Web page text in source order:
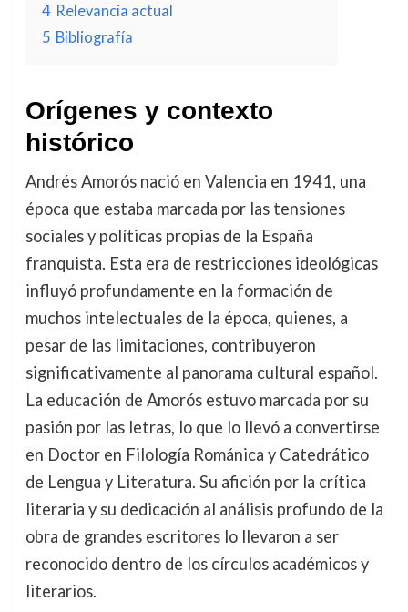
4 Relevancia actual
5 Bibliografía
Orígenes y contexto
histórico
Andrés Amorós nació en Valencia en 1941, una
época que estaba marcada por las tensiones
sociales y políticas propias de la España
franquista. Esta era de restricciones ideológicas
influyó profundamente en la formación de
muchos intelectuales de la época, quienes, a
pesar de las limitaciones, contribuyeron
significativamente al panorama cultural español.
La educación de Amorós estuvo marcada por su
pasión por las letras, lo que lo llevó a convertirse
en Doctor en Filología Románica y Catedrático
de Lengua y Literatura. Su afición por la crítica
literaria y su dedicación al análisis profundo de la
obra de grandes escritores lo llevaron a ser
reconocido dentro de los círculos académicos y
literarios.